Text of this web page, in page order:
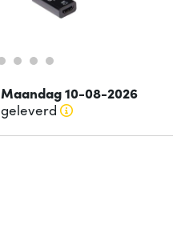
Maandag 10-08-2026
geleverd